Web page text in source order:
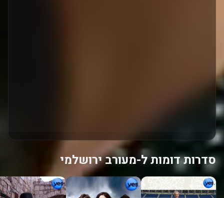
סדרות דומות ל-מעורב ירושלמי